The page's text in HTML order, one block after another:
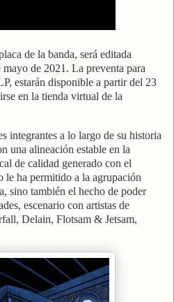
de la banda, será editada
de 2021. La preventa para
estarán disponible a partir del 23
en la tienda virtual de la
integrantes a lo largo de su historia
una alineación estable en la
de calidad generado con el
le ha permitido a la agrupación
sino también el hecho de poder
escenario con artistas de
Delain, Flotsam & Jetsam,